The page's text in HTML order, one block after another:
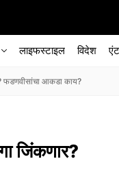
लाइफस्टाइल विदेश
फडणवीसांचा आकडा काय?
जिंकणार?